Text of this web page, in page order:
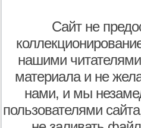
Сайт не
нашими
материала и не
нами, и мы
пользователями